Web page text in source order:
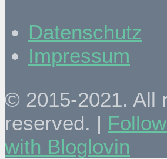
Datenschutz
Impressum
© 2015-2021. All
reserved. |
with Bloglovin